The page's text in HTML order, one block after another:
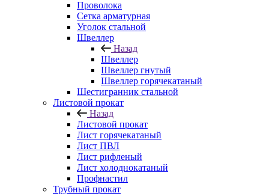
Проволока
Сетка арматурная
Уголок стальной
Швеллер
Назад
Швеллер
Швеллер гнутый
Швеллер горячекатаный
Шестигранник стальной
Листовой прокат
Назад
Листовой прокат
Лист горячекатаный
Лист ПВЛ
Лист рифленый
Лист холоднокатаный
Профнастил
Трубный прокат